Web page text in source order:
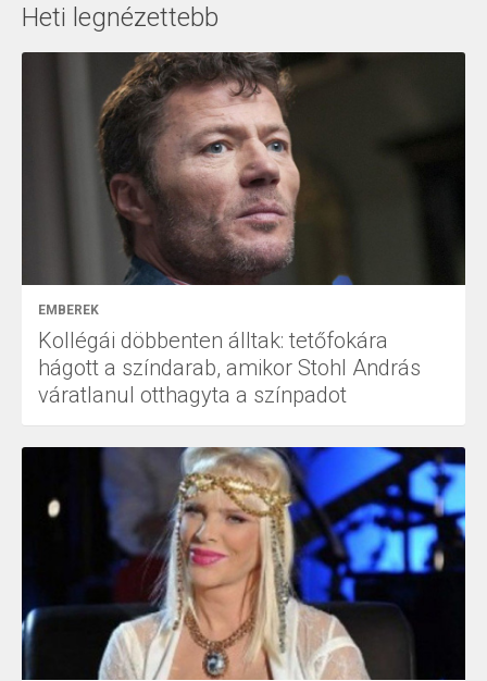
Heti legnézettebb
EMBEREK
Kollégái döbbenten álltak: tetőfokára
hágott a színdarab, amikor Stohl András
váratlanul otthagyta a színpadot